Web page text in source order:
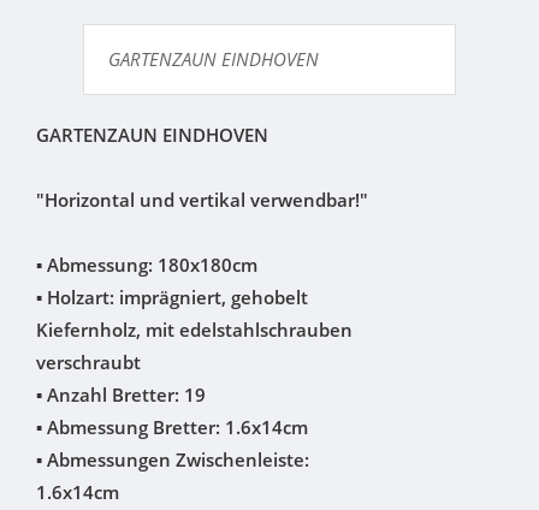
GARTENZAUN EINDHOVEN
GARTENZAUN EINDHOVEN
"Horizontal und vertikal verwendbar!"
▪ Abmessung: 180x180cm
▪ Holzart: imprägniert, gehobelt
Kiefernholz, mit edelstahlschrauben
verschraubt
▪ Anzahl Bretter: 19
▪ Abmessung Bretter: 1.6x14cm
▪ Abmessungen Zwischenleiste:
1.6x14cm